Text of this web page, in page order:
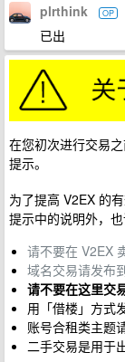
plrthink OP
已出
在您初次进行交易
提示。
为了提高 V2EX 的
提示中的说明外，也
请不要在 V2EX
域名交易请发布
请不要在这里交
用「借楼」方式
账号合租类主题
二手交易是用于